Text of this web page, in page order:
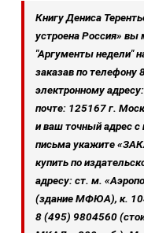
Книгу Дениса
устроена Россия» вы
"Аргументы недели"
заказав по телефону
электронному
почте: 125167 г.
и ваш точный адрес
письма укажите
купить по
адресу: ст. м.
(здание МФЮА), к.
8 (495) 9804560